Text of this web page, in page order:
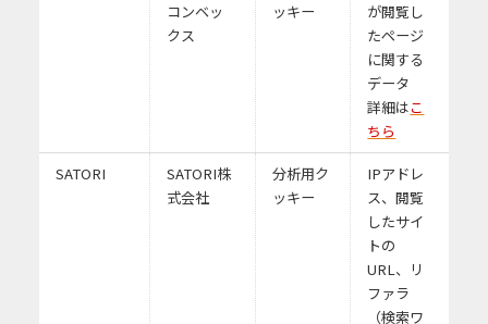
コンベッ
クス
ッキー
が閲覧し
たページ
に関する
データ
詳細はこ
ちら
SATORI
SATORI株
式会社
分析用ク
ッキー
IPアドレ
ス、閲覧
したサイ
トの
URL、リ
ファラ
（検索ワ